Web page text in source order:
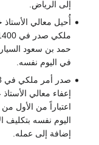
إلى الرياض.
أُحيل معالي
حمد بن سعود
في اليوم نفسه.
إعفاء معالي
اليوم نفسه بتكليف
إضافة إلى عمله.